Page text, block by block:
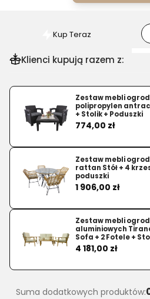
Szybki
zakup
dla
produktu
Stół
rozkładany
SILVESTRO
220
cm
Kup Teraz
Klienci kupują razem z:
Zestaw mebli
polipropylen
+ Stolik + Poduszki
Cena
774,00 zł
Zestaw mebli
rattan Stół + 4
poduszki
Cena
1 906,00 zł
Zestaw mebli
aluminiowych
Sofa + 2 Fotele +
Poduszki beż
Cena
4 181,00 zł
Suma dodatkowych produktów: